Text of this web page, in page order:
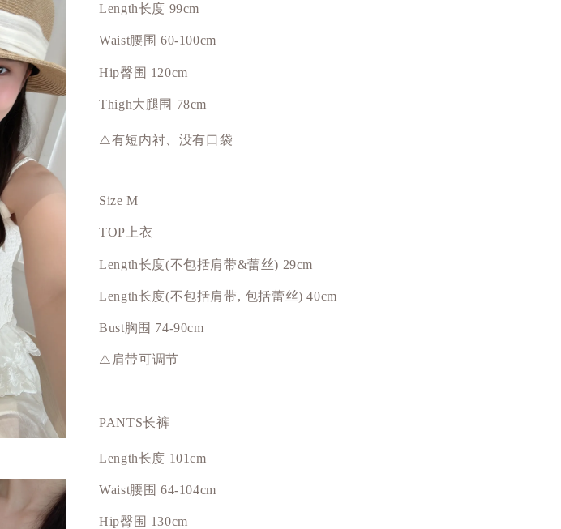
Length长度 99cm
Waist腰围 60-100cm
Hip臀围 120cm
Thigh大腿围 78cm
⚠️有短内衬、没有口袋
Size M
TOP上衣
Length长度(不包括肩带&蕾丝) 29cm
Length长度(不包括肩带, 包括蕾丝) 40cm
Bust胸围 74-90cm
⚠️肩带可调节
PANTS长裤
Length长度 101cm
Waist腰围 64-104cm
Hip臀围 130cm